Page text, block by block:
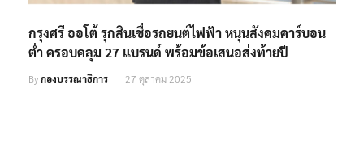
กรุงศรี ออโต้ รุกสินเชื่อรถยนต์ไฟฟ้า หนุนสังคมคาร์บอน
ต่ำ ครอบคลุม 27 แบรนด์ พร้อมข้อเสนอส่งท้ายปี
Byกองบรรณาธิการ 27 ตุลาคม 2025